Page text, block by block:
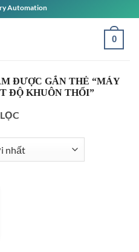
Automation
0
ĐƯỢC GẮN THẺ “MÁY
ĐỘ KHUÔN THỔI”
LỌC